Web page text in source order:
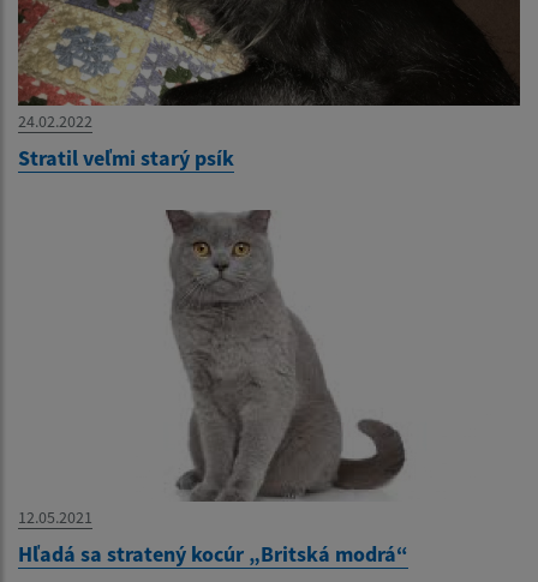
24.02.2022
Stratil veľmi starý psík
12.05.2021
Hľadá sa stratený kocúr „Britská modrá“